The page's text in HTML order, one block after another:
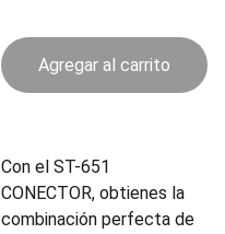
Agregar al carrito
Con el ST-651
CONECTOR, obtienes la
combinación perfecta de